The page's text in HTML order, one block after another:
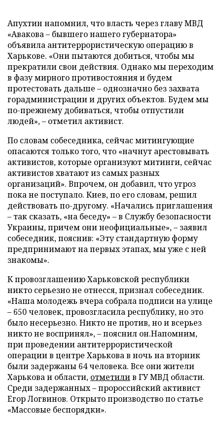
Апухтин напомнил, что власть через главу МВД
«Авакова – бывшего нашего губернатора»
объявила антитеррористическую операцию в
Харькове. «Они пытаются добиться, чтобы мы
прекратили свои действия. Однако мы переходим
в фазу мирного противостояния и будем
протестовать дальше – однозначно без захвата
горадминистрации и других объектов. Будем мы
по-прежнему добиваться, чтобы отпустили
людей», – отметил активист.
По словам собеседника, сейчас митингующие
опасаются только того, что «начнут арестовывать
активистов, которые организуют митинги, сейчас
активистов хватают из самых разных
организаций». Впрочем, он добавил, что угроз
пока не поступало. Киев, по его словам, решил
действовать по-другому. «Начались приглашения
– так сказать, «на беседу» – в Службу безопасности
Украины, причем они неофициальные», – заявил
собеседник, пояснив: «Эту стандартную форму
предпринимают на первых этапах, мы уже с ней
знакомы».
К провозглашению Харьковской республики
никто серьезно не отнесся, признал собеседник.
«Наша молодежь вчера собрала подписи на улице
– 650 человек, провозгласила республику, но это
было несерьезно. Никто не против, но и всерьез
никто не воспринял», – пояснил он.Напомним,
при проведении антитеррористической
операции в центре Харькова в ночь на вторник
были задержаны 64 человека. Все они жители
Харькова и области, отметилив ГУ МВД области.
Среди задержанных – пророссийский активист
Егор Логвинов. Открыто производство по статье
«Массовые беспорядки».